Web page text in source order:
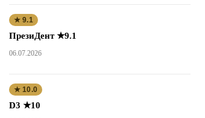
★ 9.1
ПрезиДент ★9.1
06.07.2026
★ 10.0
D3 ★10